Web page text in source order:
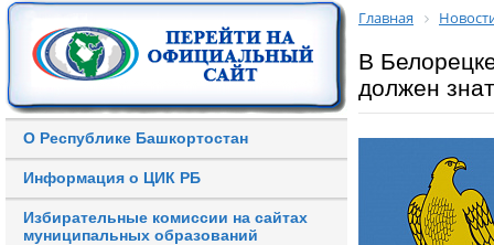
О Республике Башкортостан
Информация о ЦИК РБ
Избирательные комиссии на сайтах
муниципальных образований
Главная
В
должен